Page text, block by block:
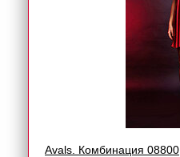
Avals. Комбинация 08800